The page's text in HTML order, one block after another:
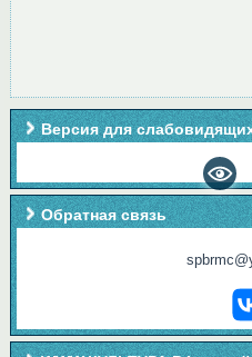
Версия для
Обратная связь